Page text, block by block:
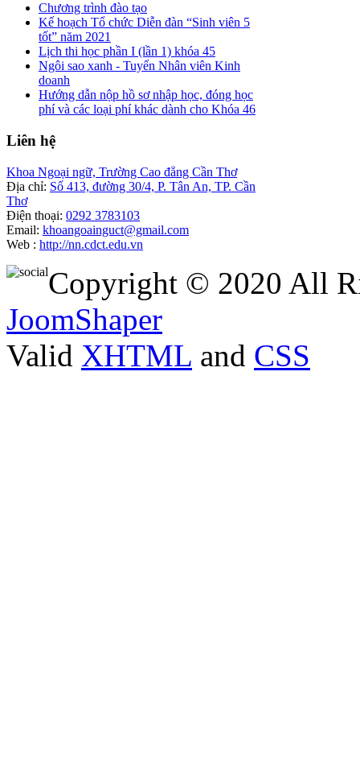
Chương trình đào tạo
Kế hoạch Tổ chức Diễn đàn “Sinh viên 5
tốt” năm 2021
Lịch thi học phần I (lần 1) khóa 45
Ngôi sao xanh - Tuyển Nhân viên Kinh
doanh
Hướng dẫn nộp hồ sơ nhập học, đóng học
phí và các loại phí khác dành cho Khóa 46
Liên hệ
Khoa Ngoại ngữ, Trường Cao đẳng Cần Thơ
Địa chỉ: Số 413, đường 30/4, P. Tân An, TP. Cần
Thơ
Điện thoại: 0292 3783103
Email: khoangoainguct@gmail.com
Web : http://nn.cdct.edu.vn
Copyright © 2020 All
JoomShaper
Valid XHTML and CSS